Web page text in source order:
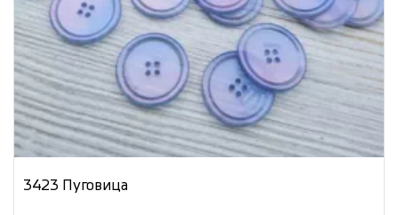
3423 Пуговица